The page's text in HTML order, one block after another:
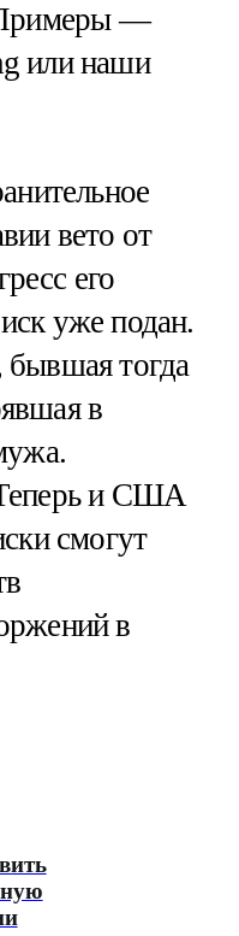
Примеры —
или наши
вето от
его
уже подан.
тогда
в
и США
смогут
в